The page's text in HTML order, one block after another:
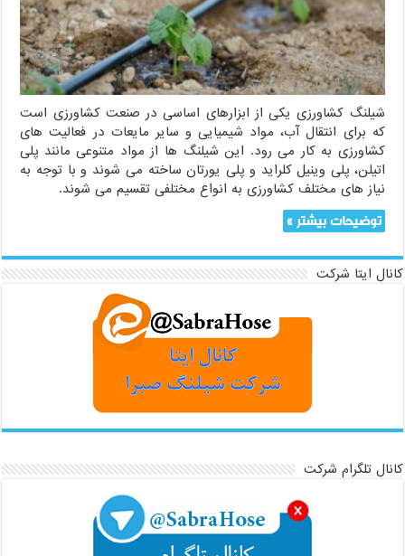
شیلنگ کشاورزی یکی از ابزارهای اساسی در صنعت کشاورزی است
که برای انتقال آب، مواد شیمیایی و سایر مایعات در فعالیت های
کشاورزی به کار می رود. این شیلنگ ها از مواد متنوعی مانند پلی
اتیلن، پلی وینیل کلراید و پلی یورتان ساخته می شوند و با توجه به
نیاز های مختلف کشاورزی به انواع مختلفی تقسیم می شوند.
توضیحات بیشتر »
کانال ایتا شرکت
کانال تلگرام شرکت